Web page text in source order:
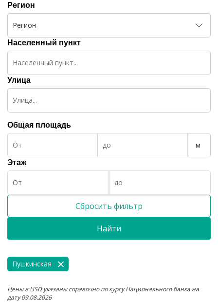
Регион
Регион
Населенный пункт
Улица
Общая площадь
м
Этаж
Сбросить фильтр
Найти
Пушкинская
Цены в USD указаны справочно по курсу Национального банка на
дату 09.08.2026